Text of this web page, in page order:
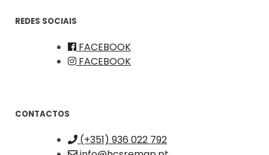
REDES SOCIAIS
FACEBOOK
FACEBOOK
CONTACTOS
(+351) 936 022 792